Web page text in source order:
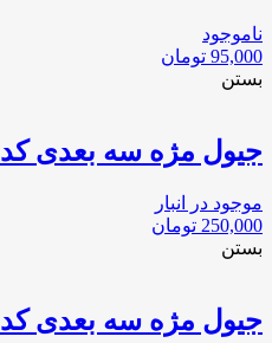
ناموجود
95,000 تومان
بستن
جیول مژه سه بعدی کد 41
موجود در انبار
250,000 تومان
بستن
جیول مژه سه بعدی کد 48